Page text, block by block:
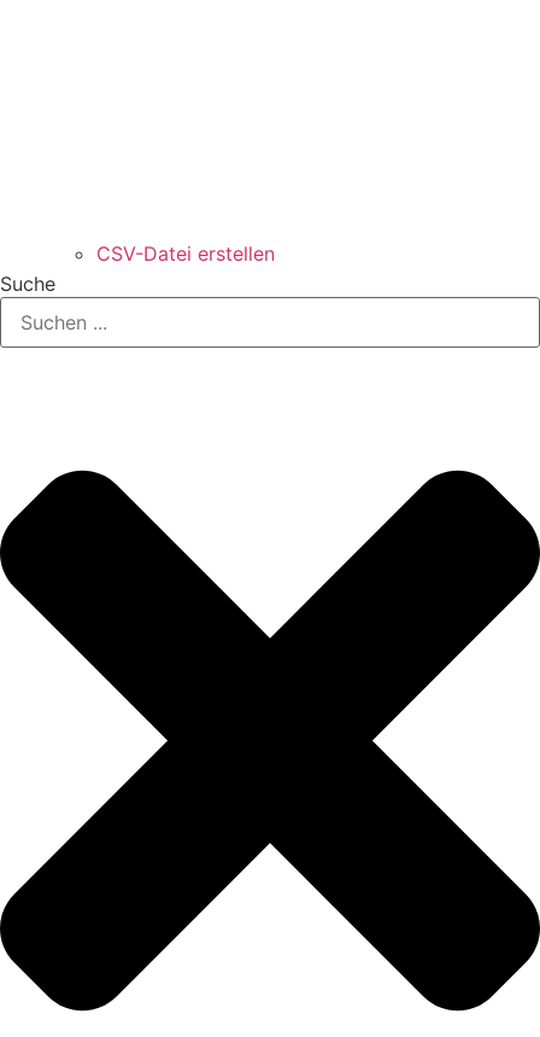
CSV-Datei erstellen
Suche